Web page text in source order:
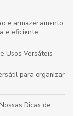
e armazenamento.
e eficiente.
Usos Versáteis
para organizar
Dicas de